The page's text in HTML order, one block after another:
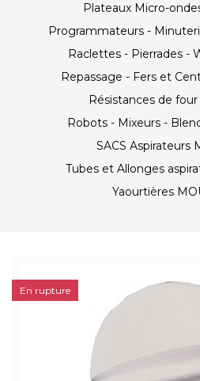
Plateaux Micro-
Programmateurs -
Raclettes - Pierrades -
Repassage - Fers et
Résistances de
Robots - Mixeurs -
SACS Aspirateurs
Tubes et Allonges
Yaourtières
En rupture